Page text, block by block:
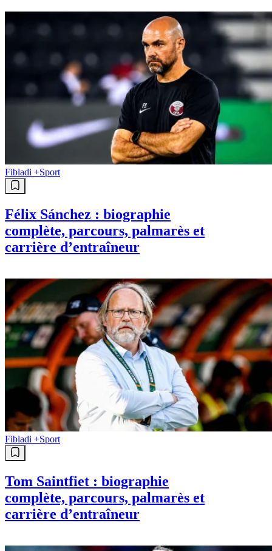
Fibladi +Sport
Félix Sánchez : biographie
complète, parcours, palmarès et
carrière d’entraîneur
Fibladi +Sport
Tom Saintfiet : biographie
complète, parcours, palmarès et
carrière d’entraîneur